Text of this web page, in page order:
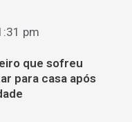
pm
que sofreu
para casa após